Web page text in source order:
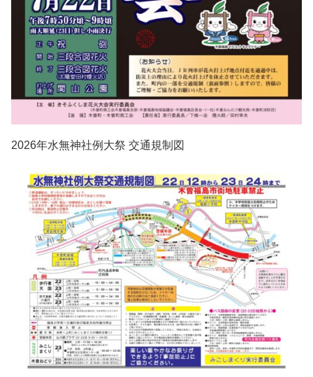
2026年水無神社例大祭 交通規制図